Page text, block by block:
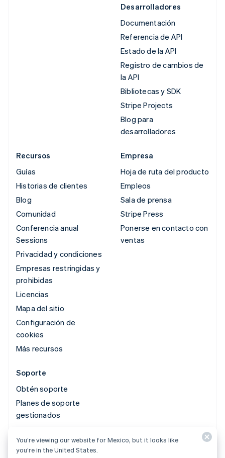
Desarrolladores
Documentación
Referencia de API
Estado de la API
Registro de cambios de
la API
Bibliotecas y SDK
Stripe Projects
Blog para
desarrolladores
Recursos
Guías
Historias de clientes
Blog
Comunidad
Conferencia anual
Sessions
Privacidad y condiciones
Empresas restringidas y
prohibidas
Licencias
Mapa del sitio
Configuración de
cookies
Más recursos
Empresa
Hoja de ruta del producto
Empleos
Sala de prensa
Stripe Press
Ponerse en contacto con
ventas
Soporte
Obtén soporte
Planes de soporte
gestionados
© 2026 Stripe, LLC
You’re viewing our website for Mexico, but it looks like
you’re in the United States.